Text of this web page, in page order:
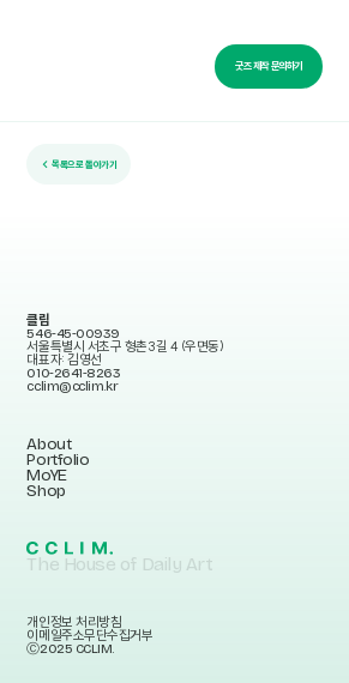
굿즈 제작 문의하기
← 목록으로 돌아가기
클림
546-45-00939
서울특별시 서초구 형촌3길 4 (우면동)
대표자: 김영선
010-2641-8263
cclim@cclim.kr
About
Portfolio
MoYE
Shop
The House of Daily Art
개인정보 처리방침
이메일주소무단수집거부
Ⓒ2025 CCLIM.